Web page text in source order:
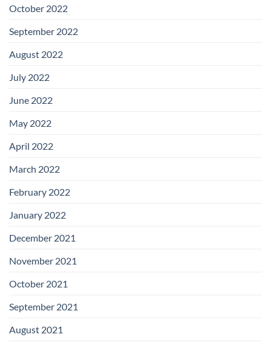
October 2022
September 2022
August 2022
July 2022
June 2022
May 2022
April 2022
March 2022
February 2022
January 2022
December 2021
November 2021
October 2021
September 2021
August 2021